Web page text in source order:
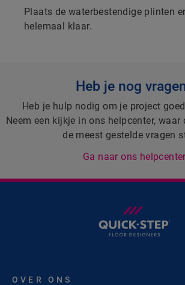
Plaats de waterbestendige plinten
helemaal klaar.
Heb je nog
Heb je hulp nodig om je project
Neem een kijkje in ons helpcenter, waar
de meest gestelde vragen
Ga naar ons helpcenter
OVER ONS